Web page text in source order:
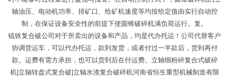
轴油压、电动机功率、排矿口、给矿机速度等均按给定值由实行自动控
制，在保证设备安全性的前提下使圆锥破碎机满负荷运行。复。
锍铁复合破公司对于所卖出的设备和产品，均是代办托运！公司代替客户
协调货运车，可以代办托运，款到发货，或者付过一半款后，货到再付
款。运费有需方承担，也可以货到后在付运费。立轴细粉碎复合式破碎
机|立轴转盘式复合破|立轴水渣复合破碎机河南省恒生重型机械制造有限